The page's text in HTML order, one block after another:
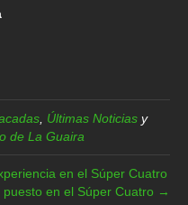
Últimas Noticias y
de La Guaira
en el Súper Cuatro
en el Súper Cuatro →